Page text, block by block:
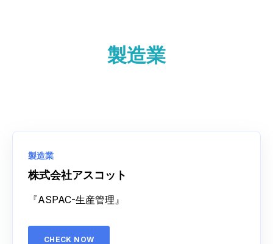
製造業
製造業
株式会社アスコット
『ASPAC-生産管理』
CHECK NOW